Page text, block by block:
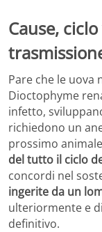
Cause,
Pare che le uova
Dioctophyme
infetto,
richiedono un
prossimo
del tutto il ciclo
concordi nel
ingerite da un
ulteriormente e
definitivo.